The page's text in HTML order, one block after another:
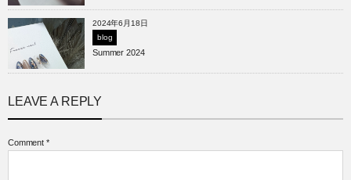
2024年6月18日
blog
Summer 2024
LEAVE A REPLY
Comment *